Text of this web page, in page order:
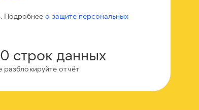
Подробнеео защите персональных
строк данных
разблокируйте отчёт